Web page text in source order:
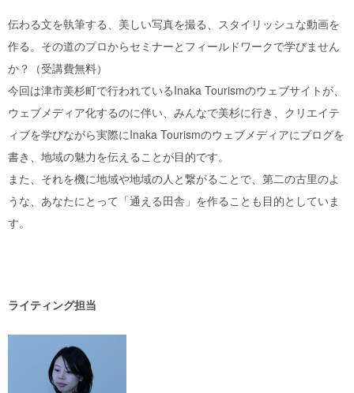
伝わる文を執筆する、美しい写真を撮る、スタイリッシュな動画を
作る。その道のプロからセミナーとフィールドワークで学びません
か？（受講費無料）
今回は津市美杉町で行われているInaka Tourismのウェブサイトが、
ウェブメディア化するのに伴い、みんなで美杉に行き、クリエイテ
ィブを学びながら実際にInaka Tourismのウェブメディアにブログを
書き、地域の魅力を伝えることが目的です。
また、それを機に地域や地域の人と繋がることで、第二の古里のよ
うな、あなたにとって「通える田舎」を作ることも目的としていま
す。
ライティング担当